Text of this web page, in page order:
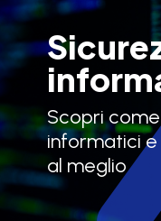
Scopri
informatici
al meglio